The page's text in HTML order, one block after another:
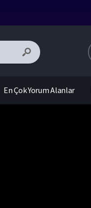
En Çok Yorum Alanlar